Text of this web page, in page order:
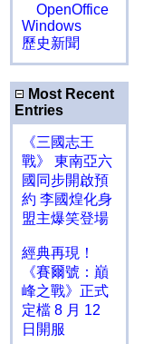
OpenOffice
Windows
歷史新聞
Most Recent
Entries
《三國志王
戰》 東南亞六
國同步開啟預
約 李國煌化身
盟主爆笑登場
經典再現！
《賽爾號：巔
峰之戰》正式
定檔 8 月 12
日開服